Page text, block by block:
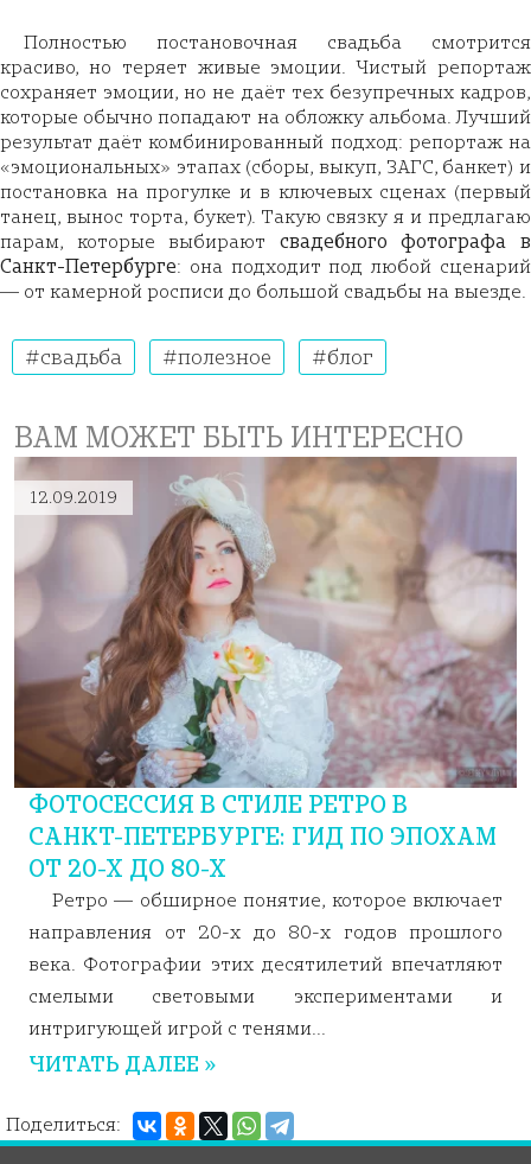
Полностью постановочная свадьба смотрится
красиво, но теряет живые эмоции. Чистый репортаж
сохраняет эмоции, но не даёт тех безупречных кадров,
которые обычно попадают на обложку альбома. Лучший
результат даёт комбинированный подход: репортаж на
«эмоциональных» этапах (сборы, выкуп, ЗАГС, банкет) и
постановка на прогулке и в ключевых сценах (первый
танец, вынос торта, букет). Такую связку я и предлагаю
парам, которые выбирают свадебного фотографа в
Санкт-Петербурге: она подходит под любой сценарий
— от камерной росписи до большой свадьбы на выезде.
свадьба полезное блог
ВАМ МОЖЕТ БЫТЬ ИНТЕРЕСНО
12.09.2019
ФОТОСЕССИЯ В СТИЛЕ РЕТРО В
САНКТ-ПЕТЕРБУРГЕ: ГИД ПО ЭПОХАМ
ОТ 20-Х ДО 80-Х
Ретро — обширное понятие, которое включает
направления от 20-х до 80-х годов прошлого
века. Фотографии этих десятилетий впечатляют
смелыми световыми экспериментами и
интригующей игрой с тенями...
ЧИТАТЬ ДАЛЕЕ »
Поделиться: